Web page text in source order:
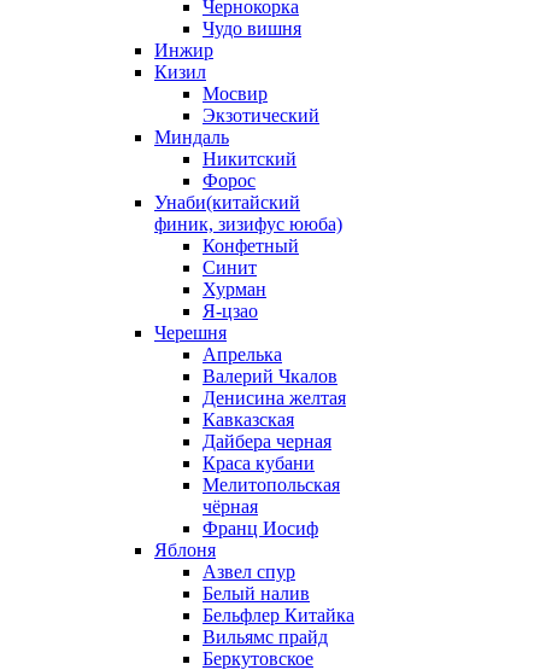
Чернокорка
Чудо вишня
Инжир
Кизил
Мосвир
Экзотический
Миндаль
Никитский
Форос
Унаби(китайский
финик, зизифус ююба)
Конфетный
Синит
Хурман
Я-цзао
Черешня
Апрелька
Валерий Чкалов
Денисина желтая
Кавказская
Дайбера черная
Краса кубани
Мелитопольская
чёрная
Франц Иосиф
Яблоня
Азвел спур
Белый налив
Бельфлер Китайка
Вильямс прайд
Беркутовское